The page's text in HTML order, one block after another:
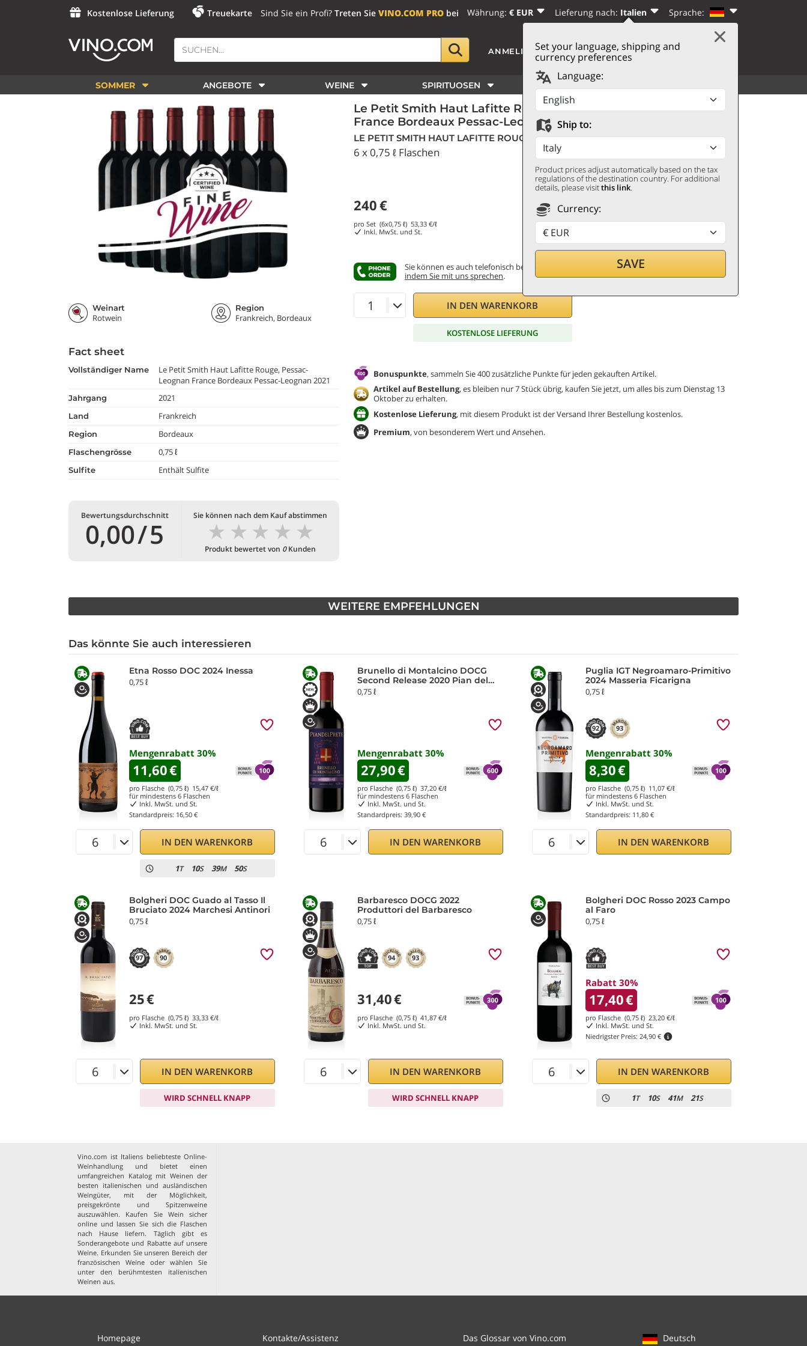
Kostenlose Lieferung Treuekarte Sind Sie ein Profi? Treten Sie VINO.COM PRObei Währung: € EUR Lieferung nach: Italien Sprache:
Set your language, shipping and
currency preferences
Language:
Ship to:
Product prices adjust automatically based on the tax
regulations of the destination country. For additional
details, please visitthis link.
Currency:
SAVE
ANMELDEN | REGISTRIEREN WARENKORB
SOMMER ANGEBOTE WEINE SPIRITUOSEN WEITERES
Weinart
Rotwein
Region
Frankreich, Bordeaux
Fact sheet
vollständiger Name
Le Petit Smith Haut Lafitte Rouge, Pessac-
Leognan France Bordeaux Pessac-Leognan 2021
jahrgang 2021
land Frankreich
region Bordeaux
flaschengrösse 0,75 ℓ
Sulfite Enthält Sulfite
Bewertungsdurchschnitt
0,00/5
Sie können nach dem Kauf abstimmen
★
★
★
★
★
Produkt bewertet von 0Kunden
Le Petit Smith Haut Lafitte Rouge, Pessac-Leognan
France Bordeaux Pessac-Leognan 2021
LE PETIT SMITH HAUT LAFITTE ROUGE
6 x 0,75 ℓ Flaschen
240€
pro Set (6x0,75 ℓ) 53,33 €/ℓ
Inkl. MwSt. und St.
Sie können es auch telefonisch bestellen,
indem Sie mit uns sprechen.
IN DEN WARENKORB
KOSTENLOSE LIEFERUNG
Bonuspunkte, sammeln Sie 400 zusätzliche Punkte für jeden gekauften Artikel.
Artikel auf Bestellung, es bleiben nur 7 Stück übrig, kaufen Sie jetzt, um alles bis zum Dienstag 13
Oktober zu erhalten.
Kostenlose Lieferung, mit diesem Produkt ist der Versand Ihrer Bestellung kostenlos.
Premium, von besonderem Wert und Ansehen.
WEITERE EMPFEHLUNGEN
Das könnte Sie auch interessieren
Etna Rosso DOC 2024 Inessa
0,75 ℓ
Mengenrabatt 30%
11,60€
pro Flasche (0,75 ℓ) 15,47 €/ℓ
für mindestens 6 Flaschen
Inkl. MwSt. und St.
Standardpreis: 16,50 €
IN DEN WARENKORB
1T 10S 39M 50S
Brunello di Montalcino DOCG
Second Release 2020 Pian del
Prete
0,75 ℓ
Mengenrabatt 30%
27,90€
pro Flasche (0,75 ℓ) 37,20 €/ℓ
für mindestens 6 Flaschen
Inkl. MwSt. und St.
Standardpreis: 39,90 €
IN DEN WARENKORB
Puglia IGT Negroamaro-Primitivo
2024 Masseria Ficarigna
0,75 ℓ
92 93
Mengenrabatt 30%
8,30€
pro Flasche (0,75 ℓ) 11,07 €/ℓ
für mindestens 6 Flaschen
Inkl. MwSt. und St.
Standardpreis: 11,80 €
IN DEN WARENKORB
Bolgheri DOC Guado al Tasso Il
Bruciato 2024 Marchesi Antinori
0,75 ℓ
97 90
25€
pro Flasche (0,75 ℓ) 33,33 €/ℓ
Inkl. MwSt. und St.
IN DEN WARENKORB
WIRD SCHNELL KNAPP
Barbaresco DOCG 2022
Produttori del Barbaresco
0,75 ℓ
94 93
31,40€
pro Flasche (0,75 ℓ) 41,87 €/ℓ
Inkl. MwSt. und St.
IN DEN WARENKORB
WIRD SCHNELL KNAPP
Bolgheri DOC Rosso 2023 Campo
al Faro
0,75 ℓ
Rabatt 30%
17,40€
pro Flasche (0,75 ℓ) 23,20 €/ℓ
Inkl. MwSt. und St.
Niedrigster Preis: 24,90 €
IN DEN WARENKORB
1T 10S 41M 21S
Vino.com ist Italiens beliebteste Online-
Weinhandlung und bietet einen
umfangreichen Katalog mit Weinen der
besten italienischen und ausländischen
Weingüter, mit der Möglichkeit,
preisgekrönte und Spitzenweine
auszuwählen. Kaufen Sie Wein sicher
online und lassen Sie sich die Flaschen
nach Hause liefern. Täglich gibt es
Sonderangebote und Rabatte auf unsere
Weine. Erkunden Sie unseren Bereich der
französischen Weine oder wählen Sie
unter den berühmtesten italienischen
Weinen aus.
Homepage Kontakte/Assistenz Das Glossar von Vino.com Deutsch